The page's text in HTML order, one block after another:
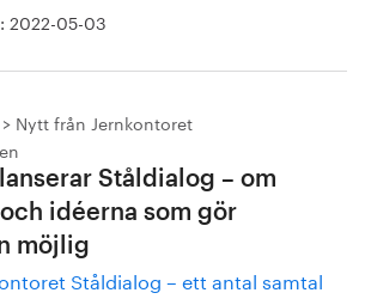
2022-05-03
Nytt från Jernkontoret
Ståldialog – om
idéerna som gör
möjlig
Ståldialog – ett antal samtal